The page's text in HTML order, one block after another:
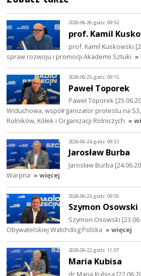
2026-06-26, godz. 09:52
prof. Kamil
prof. Kamil Kuskowski
spraw rozwoju i promocji Akademii Sztuki »
2026-06-25, godz. 09:15
Paweł Toporek
Paweł Toporek
Widuchowa, współrganizator protestu na
Rolników, Kółek i Organizacji Rolniczych »
2026-06-24, godz. 09:53
Jarosław Burba
Jarosław Burba
Warpna » więcej
2026-06-23, godz. 09:05
Szymon Osowski
Szymon Osowski
Obywatelskiej Watchdog Polska » więcej
2026-06-22, godz. 11:07
Maria Kubisa
dr Maria Kubisa